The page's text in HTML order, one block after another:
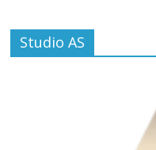
Studio AS